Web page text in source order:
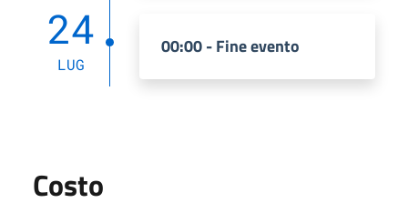
24
LUG
00:00 - Fine evento
Costo